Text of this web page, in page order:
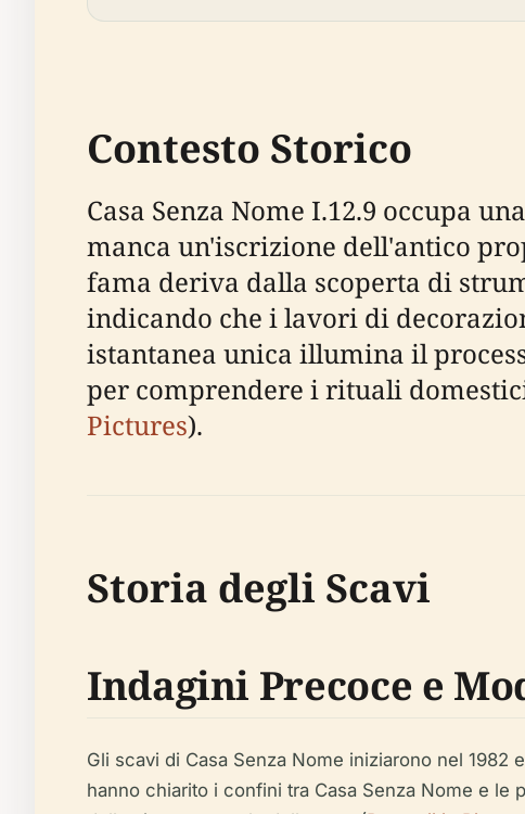
Contesto Storico
Casa Senza Nome I.12.9 occupa
manca un'iscrizione dell'antico
fama deriva dalla scoperta di
indicando che i lavori di
istantanea unica illumina il
per comprendere i rituali
Pictures).
Storia degli Scavi
Indagini Precoce e
Gli scavi di Casa Senza Nome iniziarono nel
hanno chiarito i confini tra Casa Senza Nome e